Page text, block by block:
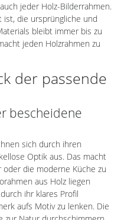
jeder Holz-Bilderrahmen.
ist, die ursprüngliche und
bleibt immer bis zu
jeden Holzrahmen zu
der passende
bescheidene
sich durch ihren
Optik aus. Das macht
die moderne Küche zu
aus Holz liegen
ihr klares Profil
aufs Motiv zu lenken. Die